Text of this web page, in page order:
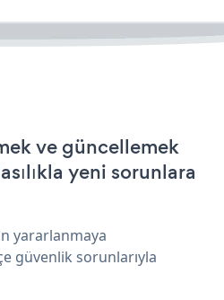
ve güncellemek
yeni sorunlara
yararlanmaya
güvenlik sorunlarıyla